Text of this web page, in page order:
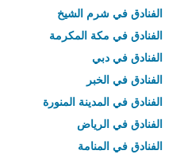
الفنادق في شرم الشيخ
الفنادق في مكة المكرمة
الفنادق في دبي
الفنادق في الخبر
الفنادق في المدينة المنورة
الفنادق في الرياض
الفنادق في المنامة